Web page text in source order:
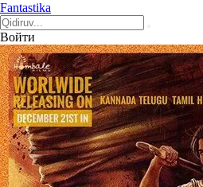
Fantastika
Войти